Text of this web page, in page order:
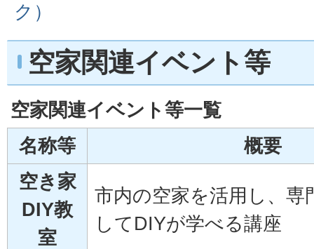
ク）
空家関連イベント等
空家関連イベント等一覧
名称等
概要
空き家
DIY教
室
市内の空家を活用し、専
してDIYが学べる講座